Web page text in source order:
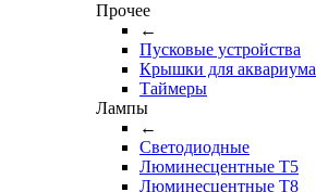
Прочее
←
Пусковые устройства
Крышки для аквариума
Таймеры
Лампы
←
Светодиодные
Люминесцентные Т5
Люминесцентные Т8